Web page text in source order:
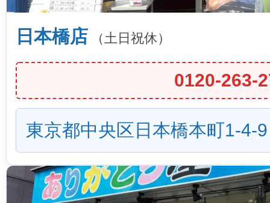
日本橋店 （土日祝休）
0120-263-
東京都中央区日本橋本町1-4-9